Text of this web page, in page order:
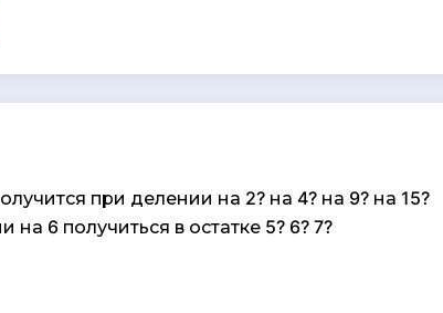
при делении на 2? на 4? на 9? на 15?
6 получиться в остатке 5? 6? 7?